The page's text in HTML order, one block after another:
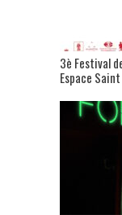
3è Festival
Espace